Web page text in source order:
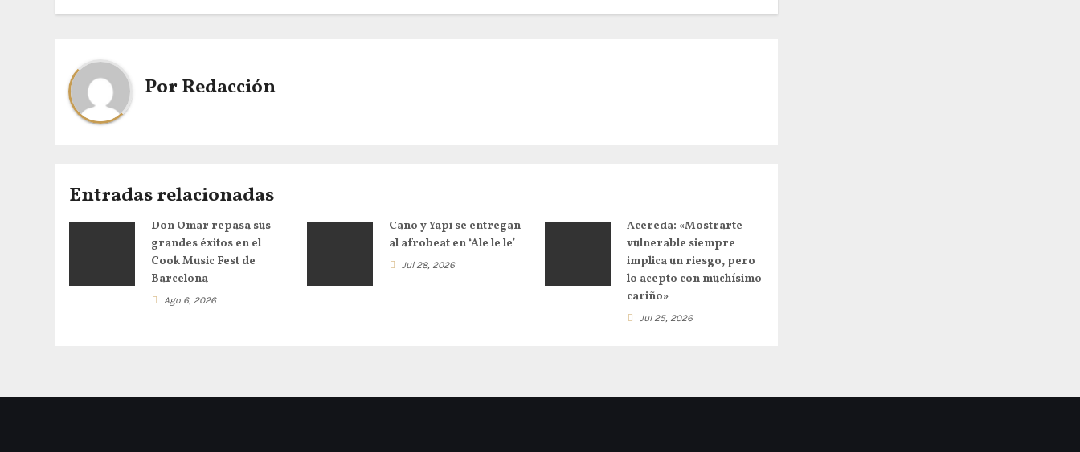
PorRedacción
Entradas relacionadas
Don Omar repasa sus
grandes éxitos en el
Cook Music Fest de
Barcelona
Ago 6, 2026
Cano y Yapi se entregan
al afrobeat en ‘Ale le le’
Jul 28, 2026
Acereda: «Mostrarte
vulnerable siempre
implica un riesgo, pero
lo acepto con muchísimo
cariño»
Jul 25, 2026